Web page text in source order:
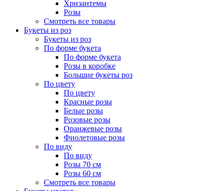
Хризантемы
Розы
Смотреть все товары
Букеты из роз
Букеты из роз
По форме букета
По форме букета
Розы в коробке
Большие букеты роз
По цвету
По цвету
Красные розы
Белые розы
Розовые розы
Оранжевые розы
Фиолетовые розы
По виду
По виду
Розы 70 см
Розы 60 см
Смотреть все товары